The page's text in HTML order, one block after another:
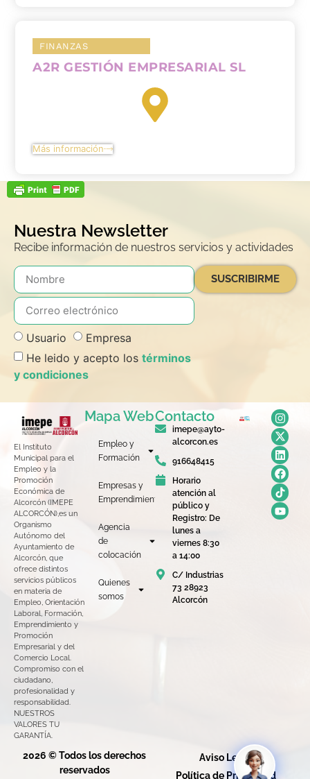
FINANZAS
A2R GESTIÓN EMPRESARIAL SL
Más información
Nuestra Newsletter
Recibe información de nuestros servicios y actividades
Usuario
Empresa
He leido y acepto los términos
y condiciones
SUSCRIBIRME
El Instituto
Municipal para el
Empleo y la
Promoción
Económica de
Alcorcón (IMEPE
ALCORCÓN),es un
Organismo
Autónomo del
Ayuntamiento de
Alcorcón, que
ofrece distintos
servicios públicos
en materia de
Empleo, Orientación
Laboral, Formación,
Emprendimiento y
Promoción
Empresarial y del
Comercio Local.
Compromiso con el
ciudadano,
profesionalidad y
responsabilidad.
NUESTROS
VALORES TU
GARANTÍA.
Mapa Web
Empleo y
Formación
Empresas y
Emprendimiento
Agencia
de
colocación
Quienes
somos
Contacto
imepe@ayto-
alcorcon.es
916648415
Horario
atención al
público y
Registro: De
lunes a
viernes 8:30
a 14:00
C/ Industrias
73 28923
Alcorcón
2026 © Todos los derechos
reservados
Aviso Legal
Política de Privacidad